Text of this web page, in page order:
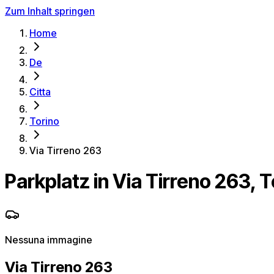
Zum Inhalt springen
Home
De
Citta
Torino
Via Tirreno 263
Parkplatz in Via Tirreno 263,
Nessuna immagine
Via Tirreno 263